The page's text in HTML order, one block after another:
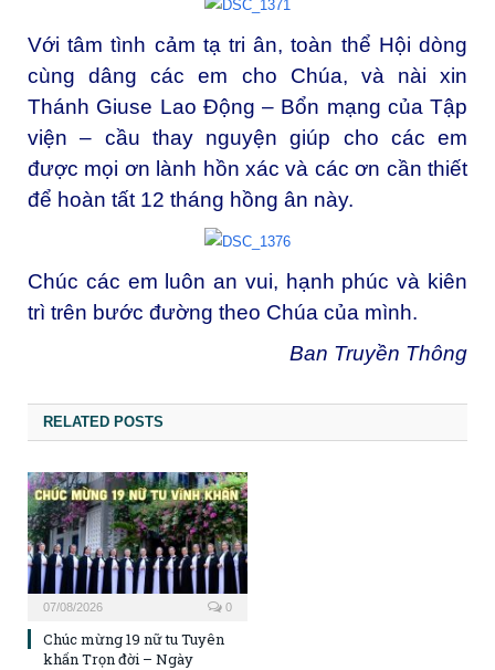
Với tâm tình cảm tạ tri ân, toàn thể Hội dòng
cùng dâng các em cho Chúa, và nài xin
Thánh Giuse Lao Động – Bổn mạng của Tập
viện – cầu thay nguyện giúp cho các em
được mọi ơn lành hồn xác và các ơn cần thiết
để hoàn tất 12 tháng hồng ân này.
Chúc các em luôn an vui, hạnh phúc và kiên
trì trên bước đường theo Chúa của mình.
Ban Truyền Thông
RELATED POSTS
07/08/2026 0
Chúc mừng 19 nữ tu Tuyên
khấn Trọn đời – Ngày